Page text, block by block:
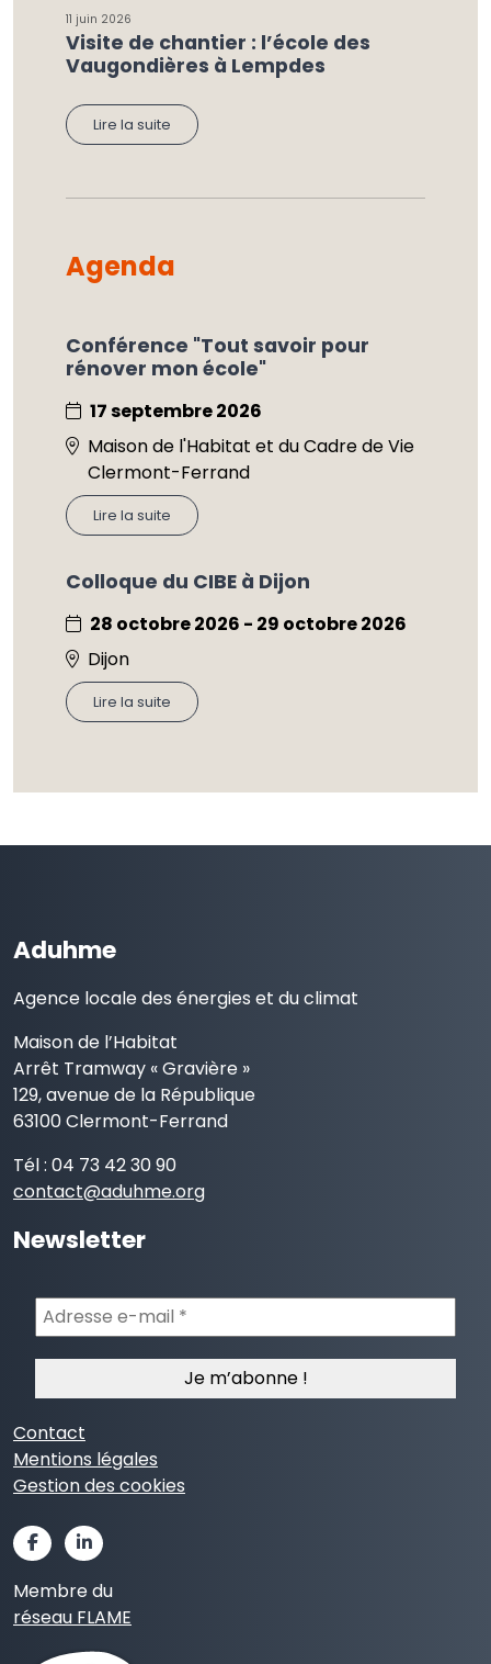
11 juin 2026
Visite de chantier : l’école des
Vaugondières à Lempdes
Lire la suite
Agenda
Conférence "Tout savoir pour
rénover mon école"
17 septembre 2026
Maison de l'Habitat et du Cadre de Vie
Clermont-Ferrand
Lire la suite
Colloque du CIBE à Dijon
28 octobre 2026 - 29 octobre 2026
Dijon
Lire la suite
Aduhme
Agence locale des énergies et du climat
Maison de l’Habitat
Arrêt Tramway « Gravière »
129, avenue de la République
63100 Clermont-Ferrand
Tél : 04 73 42 30 90
contact@aduhme.org
Newsletter
Adresse
e-
mail
Contact
Mentions légales
Gestion des cookies
Membre du
réseau FLAME